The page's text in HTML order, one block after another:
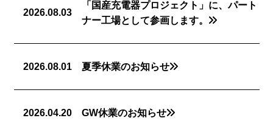
2026.08.03
「国産充電器プロジェクト」に、パート
ナー工場として参画します。
2026.08.01 夏季休業のお知らせ
2026.04.20 GW休業のお知らせ